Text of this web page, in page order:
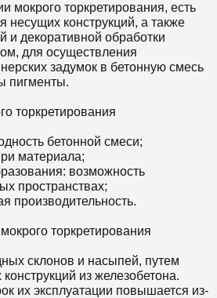
мокрого торкретирования, есть
несущих конструкций, а также
и декоративной обработки
для осуществления
задумок в бетонную смесь
пигменты.
торкретирования
бетонной смеси;
материала;
возможность
пространствах;
производительность.
торкретирования
склонов и насыпей, путем
из железобетона.
их эксплуатации повышается из-